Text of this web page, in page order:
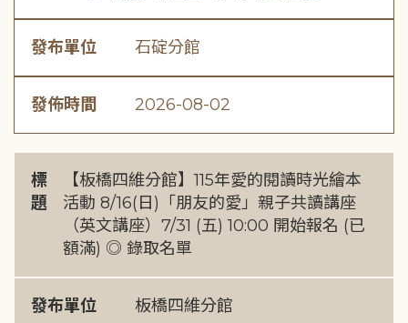
發布單位 石碇分館
發佈時間 2026-08-02
標
題
【板橋四維分館】115年愛的閱讀時光繪本
活動 8/16(日)「朋友的愛」親子共讀講座
（英文講座）7/31 (五) 10:00 開始報名 (已
額滿) ◎ 錄取名單
發布單位 板橋四維分館